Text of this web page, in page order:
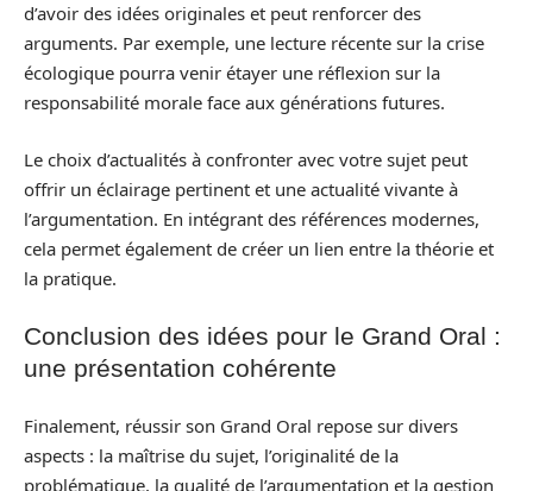
d’avoir des idées originales et peut renforcer des
arguments. Par exemple, une lecture récente sur la crise
écologique pourra venir étayer une réflexion sur la
responsabilité morale face aux générations futures.
Le choix d’actualités à confronter avec votre sujet peut
offrir un éclairage pertinent et une actualité vivante à
l’argumentation. En intégrant des références modernes,
cela permet également de créer un lien entre la théorie et
la pratique.
Conclusion des idées pour le Grand Oral :
une présentation cohérente
Finalement, réussir son Grand Oral repose sur divers
aspects : la maîtrise du sujet, l’originalité de la
problématique, la qualité de l’argumentation et la gestion